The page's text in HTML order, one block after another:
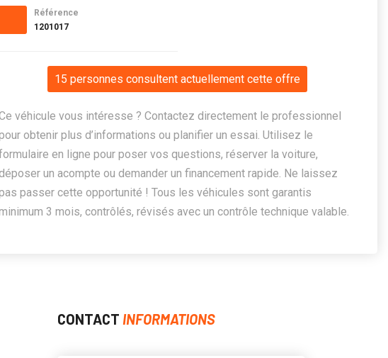
Référence
1201017
15 personnes consultent actuellement cette offre
véhicule vous intéresse ? Contactez directement le professionnel
obtenir plus d’informations ou planifier un essai. Utilisez le
en ligne pour poser vos questions, réserver la voiture,
un acompte ou demander un financement rapide. Ne laissez
passer cette opportunité ! Tous les véhicules sont garantis
3 mois, contrôlés, révisés avec un contrôle technique valable.
CONTACT INFORMATIONS